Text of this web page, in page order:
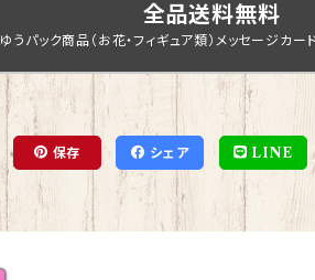
全品送料無料
ゆうパック商品（お花・フィギュア類）メッセージカ
保存 シェア LINE